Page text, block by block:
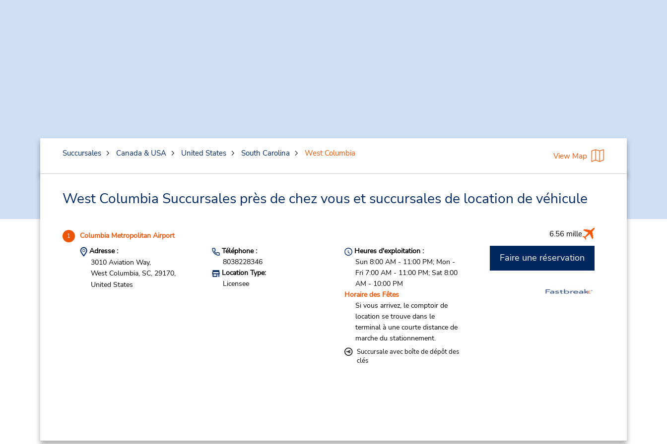
Succursales Canada & USA United States South Carolina West Columbia View Map
West Columbia Succursales près de chez vous et succursales de location de véhicule
1 Columbia Metropolitan Airport 6.56 mille
Adresse :
3010 Aviation Way,
West Columbia, SC, 29170,
United States
Téléphone :
8038228346
Location Type:
Licensee
Heures d'exploitation :
Sun 8:00 AM - 11:00 PM; Mon -
Fri 7:00 AM - 11:00 PM; Sat 8:00
AM - 10:00 PM
Horaire des Fêtes
Si vous arrivez, le comptoir de
location se trouve dans le
terminal à une courte distance de
marche du stationnement.
Succursale avec boîte de dépôt des
clés
Faire une réservation